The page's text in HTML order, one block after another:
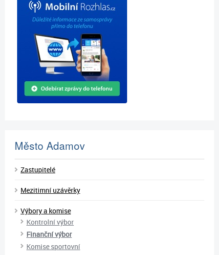
Město Adamov
Zastupitelé
Mezitimní uzávěrky
Výbory a komise
Kontrolní výbor
Finanční výbor
Komise sportovní